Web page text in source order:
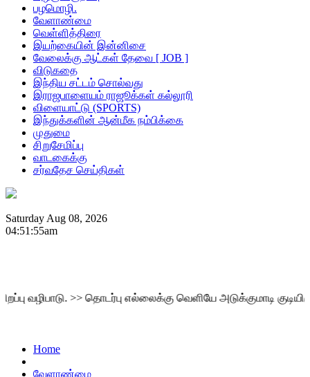
பழமொழி.
வேளாண்மை
வெள்ளித்திரை
இயற்கையின் இன்னிசை
வேலைக்கு ஆட்கள் தேவை [ JOB ]
விடுகதை
இந்திய சட்டம் சொல்வது
இராஜபாளையம் ராஜூக்கள் கல்லூரி
விளையாட்டு (SPORTS)
இந்துக்களின் ஆன்மீக நம்பிக்கை
முதுமை
சிறுசேமிப்பு
வாடகைக்கு
சர்வதேச செய்திகள்
Saturday Aug 08, 2026
04:51:55am
>> தொடர்பு எல்லைக்கு வெளியே அடுக்குமாடி குடியிருப்பு
Home
வேளாண்மை